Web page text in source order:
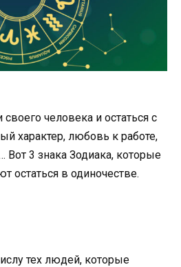
человека и остаться с
характер, любовь к работе,
3 знака Зодиака, которые
остаться в одиночестве.
тех людей, которые